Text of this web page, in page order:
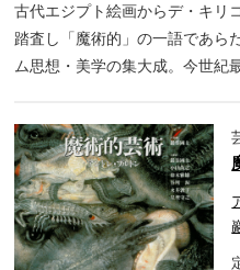
古代エジプト絵画からデ・キリ
踏査し「魔術的」の一語であら
ム思想・美学の集大成。今世紀